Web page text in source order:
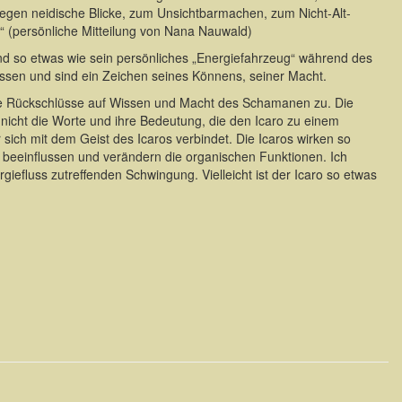
neidische Blicke, zum Unsichtbarmachen, zum Nicht-Alt-
Mitteilung von Nana Nauwald)
etwas wie sein persönliches „Energiefahrzeug“ während des
und sind ein Zeichen seines Könnens, seiner Macht.
auf Wissen und Macht des Schamanen zu. Die
die Worte und ihre Bedeutung, die den Icaro zu einem
mit dem Geist des Icaros verbindet. Die Icaros wirken so
und verändern die organischen Funktionen. Ich
zutreffenden Schwingung. Vielleicht ist der Icaro so etwas